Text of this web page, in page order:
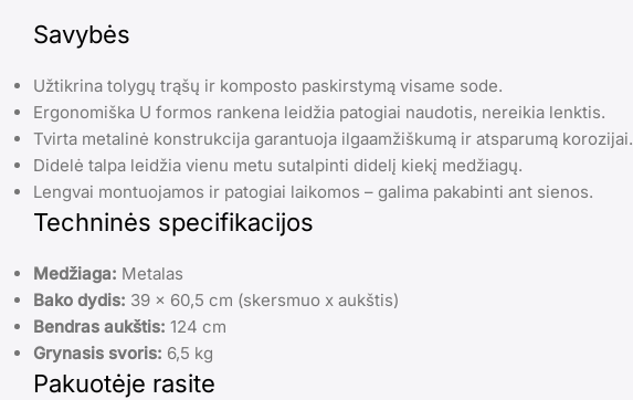
Savybės
Užtikrina tolygų trąšų ir komposto paskirstymą visame sode.
Ergonomiška U formos rankena leidžia patogiai naudotis, nereikia lenktis.
Tvirta metalinė konstrukcija garantuoja ilgaamžiškumą ir atsparumą korozijai.
Didelė talpa leidžia vienu metu sutalpinti didelį kiekį medžiagų.
Lengvai montuojamos ir patogiai laikomos – galima pakabinti ant sienos.
Techninės specifikacijos
Medžiaga: Metalas
Bako dydis: 39 x 60,5 cm (skersmuo x aukštis)
Bendras aukštis: 124 cm
Grynasis svoris: 6,5 kg
Pakuotėje rasite